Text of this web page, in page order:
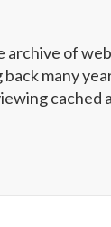
archive of web
many
cached